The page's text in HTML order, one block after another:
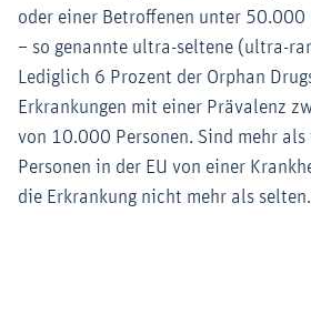
oder einer Betroffenen unter 50.000
– so genannte ultra-seltene (ultra-
Lediglich 6 Prozent der Orphan
Erkrankungen mit einer Prävalenz
von 10.000 Personen. Sind mehr
Personen in der EU von einer
die Erkrankung nicht mehr als selten.